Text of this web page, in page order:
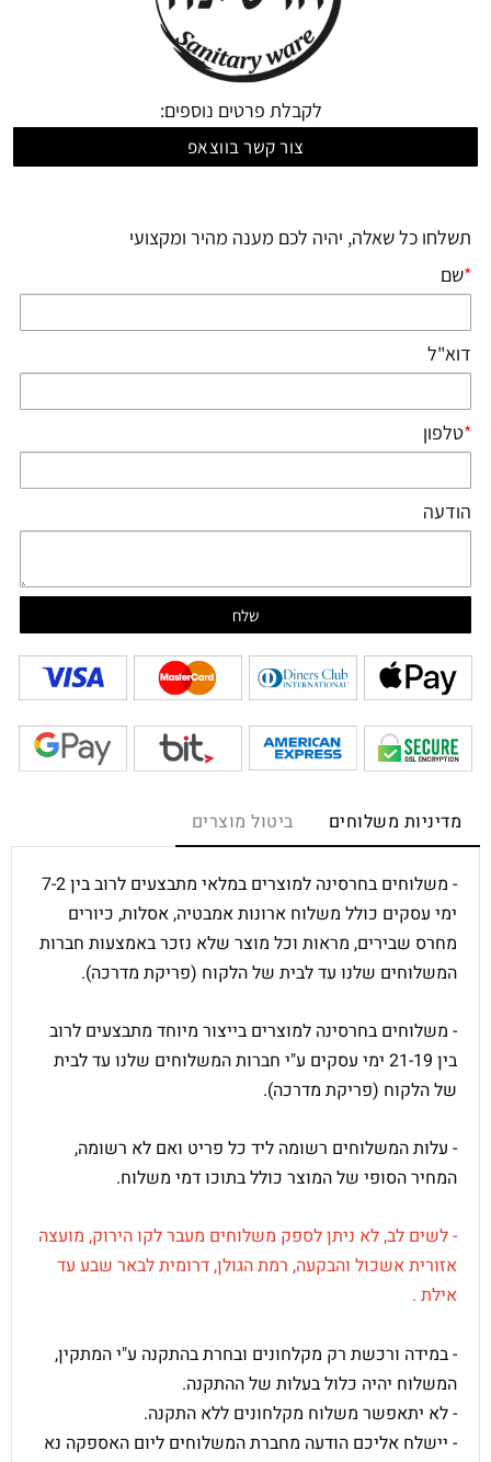
לקבלת פרטים נוספים:
צור קשר בווצאפ
תשלחו כל שאלה, יהיה לכם מענה מהיר ומקצועי
*שם
דוא"ל
*טלפון
הודעה
מדיניות משלוחים ביטול מוצרים
- משלוחים בחרסינה למוצרים במלאי מתבצעים לרוב בין 7-2
ימי עסקים כולל משלוח ארונות אמבטיה, אסלות, כיורים
מחרס שבירים, מראות וכל מוצר שלא נזכר באמצעות חברות
המשלוחים שלנו עד לבית של הלקוח (פריקת מדרכה).
- משלוחים בחרסינה למוצרים בייצור מיוחד מתבצעים לרוב
בין 21-19 ימי עסקים ע"י חברות המשלוחים שלנו עד לבית
של הלקוח (פריקת מדרכה).
- עלות המשלוחים רשומה ליד כל פריט ואם לא רשומה,
המחיר הסופי של המוצר כולל בתוכו דמי משלוח.
- לשים לב, לא ניתן לספק משלוחים מעבר לקו הירוק, מועצה
אזורית אשכול והבקעה, רמת הגולן,דרומית לבאר שבע עד
אילת .
- במידה ורכשת רק מקלחונים ובחרת בהתקנה ע"י המתקין,
המשלוח יהיה כלול בעלות של ההתקנה.
- לא יתאפשר משלוח מקלחונים ללא התקנה.
- יישלח אליכם הודעה מחברת המשלוחים ליום האספקה נא